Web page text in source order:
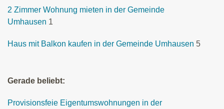
2 Zimmer Wohnung mieten in der Gemeinde
Umhausen 1
Haus mit Balkon kaufen in der Gemeinde Umhausen 5
Gerade beliebt:
Provisionsfeie Eigentumswohnungen in der